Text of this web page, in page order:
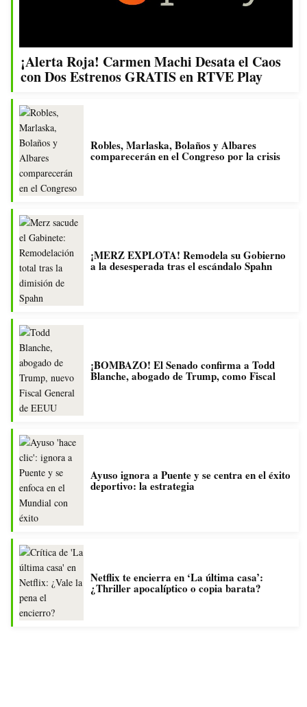
¡Alerta Roja! Carmen Machi Desata el Caos
con Dos Estrenos GRATIS en RTVE Play
Robles, Marlaska, Bolaños y Albares
comparecerán en el Congreso por la crisis
¡MERZ EXPLOTA! Remodela su Gobierno
a la desesperada tras el escándalo Spahn
¡BOMBAZO! El Senado confirma a Todd
Blanche, abogado de Trump, como Fiscal
Ayuso ignora a Puente y se centra en el éxito
deportivo: la estrategia
Netflix te encierra en ‘La última casa’:
¿Thriller apocalíptico o copia barata?